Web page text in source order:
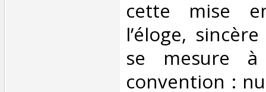
cette mise
l’éloge,
se mesure à
convention :